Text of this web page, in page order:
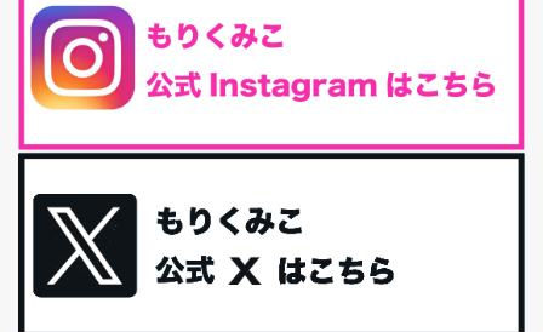
最近、グラノーラ迷子になっていた私です。が、と〜〜〜っても美
味しくて栄養たっぷりのグラノーラを発...
腸活は「食事」だけだと思っていませんか？私の腸活完全版！
腸内環境を整えることは、健康維持の中でいっちばん大事！だと私
最近お風呂上がりの炭酸水をシリカシリカにしているんだけど確か
に髪と爪が丈夫になった気がする。炭酸...
体に優しい、私のふるさと納税５選。
今回は、最近毎回定期的に購入している「楽天ふるさと納税」の返
礼品トップ５を紹介します。今までいろ...